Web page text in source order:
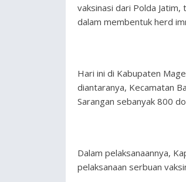
vaksinasi dari Polda
dalam membentuk herd
Hari ini di Kabupaten
diantaranya, Kecamatan
Sarangan sebanyak 800
Dalam pelaksanaannya,
pelaksanaan serbuan